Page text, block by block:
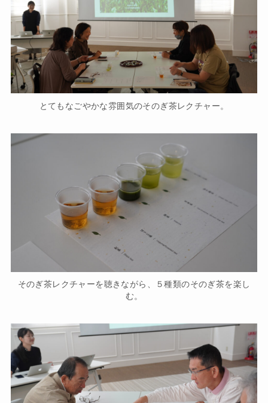
とてもなごやかな雰囲気のそのぎ茶レクチャー。
そのぎ茶レクチャーを聴きながら、５種類のそのぎ茶を楽し
む。